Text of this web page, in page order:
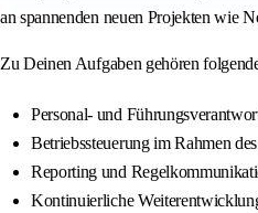
an spannenden neuen Projekten wie
Zu Deinen Aufgaben gehören
Personal- und
Betriebssteuerung im Rahmen
Reporting und
Kontinuierliche